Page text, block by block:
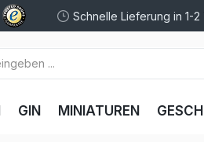
Schnelle Lieferung in 1-
GIN MINIATUREN